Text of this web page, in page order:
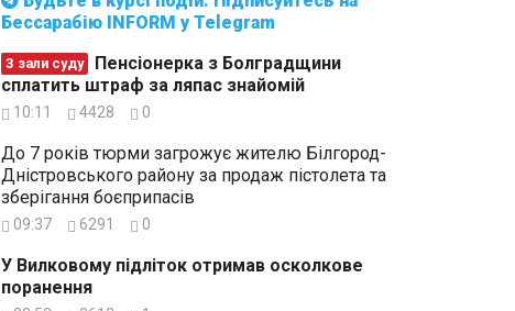
Бессарабію INFORM у Telegram
З зали суду
сплатить штраф за ляпас знайомій
10:11 4428 0
До 7 років тюрми загрожує жителю Білгород-
Дністровського району за продаж пістолета та
зберігання боєприпасів
09:37 6291 0
У Вилковому підліток отримав осколкове
поранення